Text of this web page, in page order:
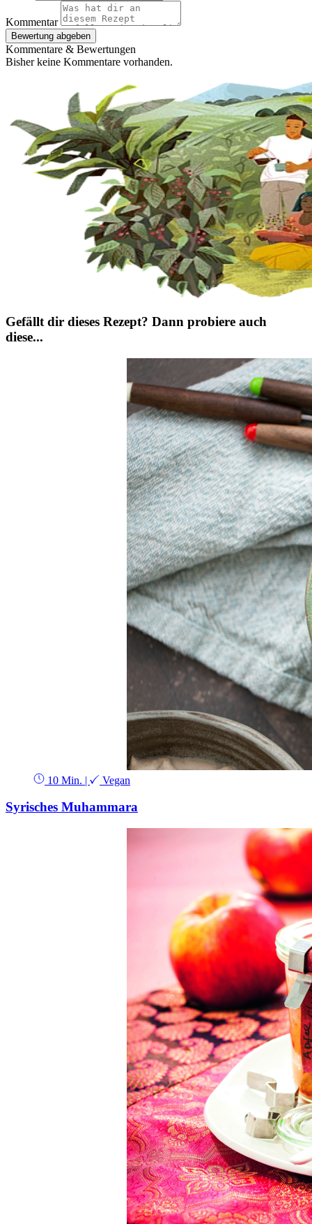
Kommentar
Bewertung abgeben
Kommentare & Bewertungen
Bisher keine Kommentare vorhanden.
Gefällt dir dieses Rezept? Dann probiere auch
diese...
10 Min. | Vegan
Syrisches Muhammara